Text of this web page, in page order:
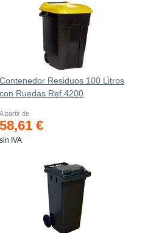
Contenedor Residuos 100 Litros
con Ruedas Ref.4200
A partir de
58,61 €
sin IVA